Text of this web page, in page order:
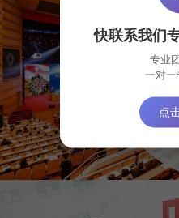
快联系我们
专业
一对一
点